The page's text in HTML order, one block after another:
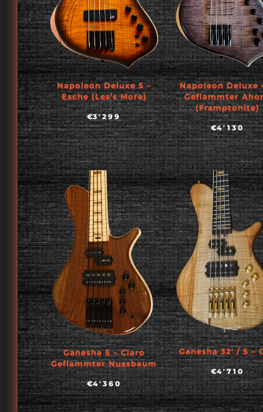
Napoleon Deluxe 5 –
Esche (Les’s More)
€3'299
Napoleon Deluxe
Geflammter
(Framptonite)
€4'130
Ganesha 5 – Claro
Geflammter Nussbaum
€4'360
Ganesha 32′ / 5 –
€4'710